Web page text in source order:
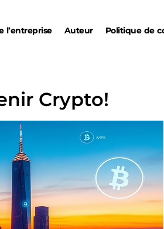
l’entreprise Auteur Politique de
Crypto!